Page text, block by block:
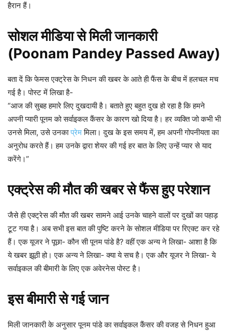
हैरान हैं।
सोशल मीडिया से मिली जानकारी
(Poonam Pandey Passed Away)
बता दें कि फेमस एक्ट्रेस के निधन की खबर के आते ही फैंस के बीच में हलचल मच
गई है। पोस्ट में लिखा है-
“आज की सुबह हमारे लिए दुखदायी है। बताते हुए बहुत दुख हो रहा है कि हमने
अपनी प्यारी पूनम को सर्वाइकल कैंसर के कारण खो दिया है। हर व्यक्ति जो कभी भी
उनसे मिला, उसे उनकाप्रेममिला। दुख के इस समय में, हम अपनी गोपनीयता का
अनुरोध करते हैं। हम उनके द्वारा शेयर की गई हर बात के लिए उन्हें प्यार से याद
करेंगे।”
एक्ट्रेस की मौत की खबर से फैंस हुए परेशान
जैसे ही एक्ट्रेस की मौत की खबर सामने आई उनके चाहने वालों पर दुखों का पहाड़
टू़ट गया है। अब सभी इस बात की पुष्टि करने के सोशल मीडिया पर रिएक्ट कर रहे
हैं। एक यूजर ने पूछा- कौन सी पूनम पांडे है? वहीं एक अन्य ने लिखा- आशा है कि
ये खबर झूठी हो। एक अन्य ने लिखा- क्या ये सच है। एक और यूजर ने लिखा- ये
सर्वाइकल की बीमारी के लिए एक अवेरनेस पोस्ट है।
इस बीमारी से गई जान
मिली जानकारी के अनुसार पूनम पांडे का सर्वाइकल कैंसर की वजह से निधन हुआ